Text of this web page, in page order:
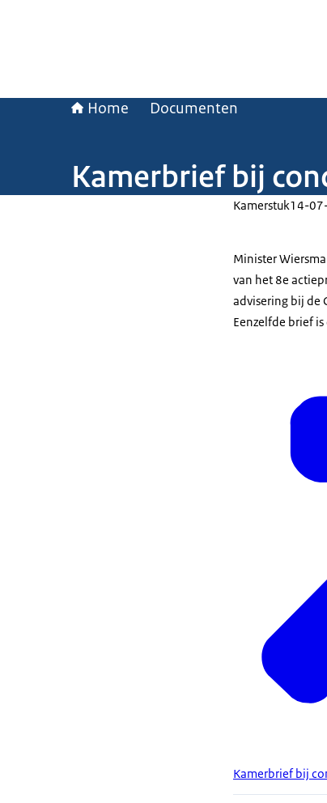
Home Documenten
Kamerbrief bij
Kamerstuk14-
Minister
van het 8e
advisering bij de
Eenzelfde brief
Kamerbrief bij